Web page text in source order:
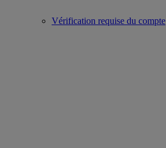
Vérification requise du compte